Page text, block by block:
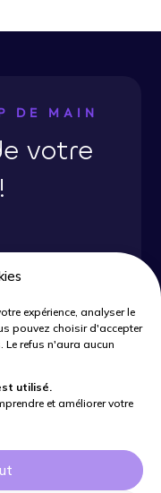
expérience, analyser le
pouvez choisir d'accepter
Le refus n'aura aucun
utilisé.
et améliorer votre
DE MAIN
votre